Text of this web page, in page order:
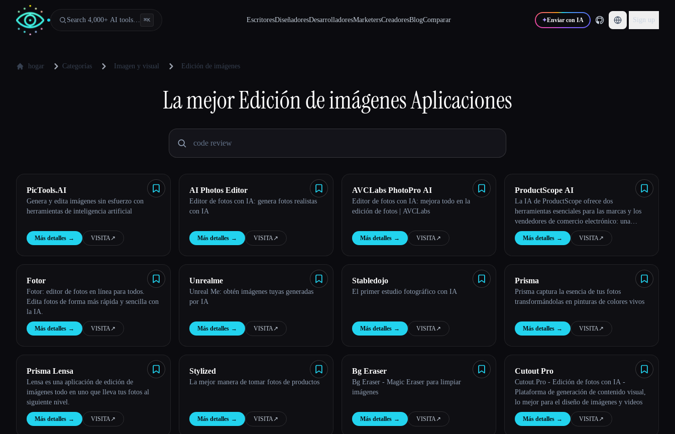
Search 4,000+ AI tools… ⌘K EscritoresDiseñadoresDesarrolladoresMarketersCreadoresBlogComparar ✦Enviar con IA Sign up
hogar Categorías Imagen y visual Edición de imágenes
La mejorEdición de imágenesAplicaciones
PicTools.AI
Genera y edita imágenes sin esfuerzo con
herramientas de inteligencia artificial
Más detalles → VISITA↗︎
AI Photos Editor
Editor de fotos con IA: genera fotos realistas
con IA
Más detalles → VISITA↗︎
AVCLabs PhotoPro AI
Editor de fotos con IA: mejora todo en la
edición de fotos | AVCLabs
Más detalles → VISITA↗︎
ProductScope AI
La IA de ProductScope ofrece dos
herramientas esenciales para las marcas y los
vendedores de comercio electrónico: una
herramienta de IA para sesiones de fotos de
productos y un optimizador de anuncios.
Más detalles → VISITA↗︎
Fotor
Fotor: editor de fotos en línea para todos.
Edita fotos de forma más rápida y sencilla con
la IA.
Más detalles → VISITA↗︎
Unrealme
Unreal Me: obtén imágenes tuyas generadas
por IA
Más detalles → VISITA↗︎
Stabledojo
El primer estudio fotográfico con IA
Más detalles → VISITA↗︎
Prisma
Prisma captura la esencia de tus fotos
transformándolas en pinturas de colores vivos
Más detalles → VISITA↗︎
Prisma Lensa
Lensa es una aplicación de edición de
imágenes todo en uno que lleva tus fotos al
siguiente nivel.
Más detalles → VISITA↗︎
Stylized
La mejor manera de tomar fotos de productos
Más detalles → VISITA↗︎
Bg Eraser
Bg Eraser - Magic Eraser para limpiar
imágenes
Más detalles → VISITA↗︎
Cutout Pro
Cutout.Pro - Edición de fotos con IA -
Plataforma de generación de contenido visual,
lo mejor para el diseño de imágenes y videos
Más detalles → VISITA↗︎